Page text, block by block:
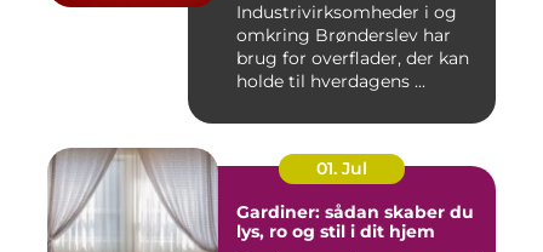
Industrivirksomheder i og
omkring Brønderslev har
brug for overflader, der kan
holde til hverdagens ...
01. Jul
Gardiner: sådan skaber du
lys, ro og stil i dit hjem